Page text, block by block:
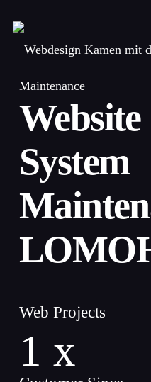
Maintenance
System
Web Projects
1 x